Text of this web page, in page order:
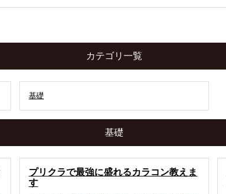
カテゴリ一覧
基礎
基礎
プリクラで最強に盛れるカラコン教えま
す